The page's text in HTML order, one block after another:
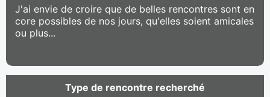
J'ai envie de croire que de belles rencontres sont en
core possibles de nos jours, qu'elles soient amicales
ou plus...
Type de rencontre recherché